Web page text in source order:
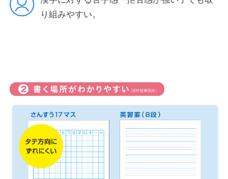
り組みやすい。